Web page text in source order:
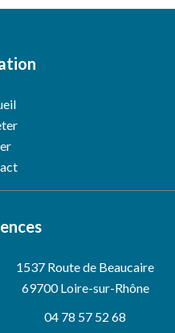
1537 Route de Beaucaire
69700 Loire-sur-Rhône
04 78 57 52 68